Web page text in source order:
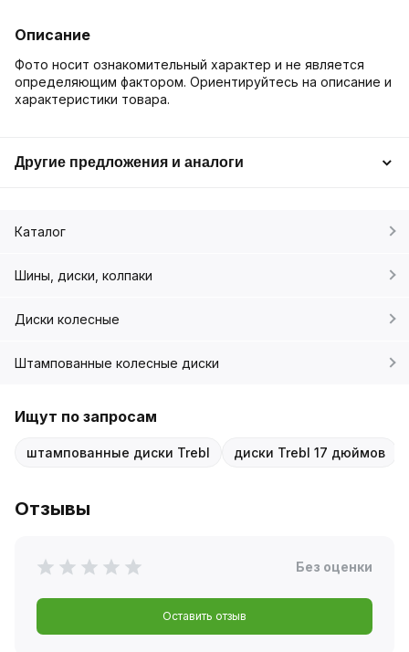
Описание
Фото носит ознакомительный характер и не является
определяющим фактором. Ориентируйтесь на описание и
характеристики товара.
Другие предложения и аналоги
Каталог
Шины, диски, колпаки
Диски колесные
Штампованные колесные диски
Ищут по запросам
штампованные диски Trebl диски Trebl 17 дюймов
Отзывы
Без оценки
Оставить отзыв